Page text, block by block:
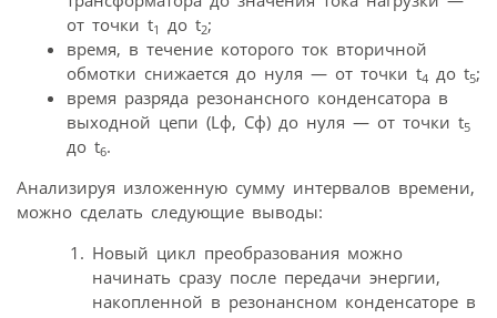
от точки t1 до t2;
время, в течение которого ток вторичной
обмотки снижается до нуля — от точки t4 до t5;
время разряда резонансного конденсатора в
выходной цепи (Lф, Cф) до нуля — от точки t5
до t6.
Анализируя изложенную сумму интервалов времени,
можно сделать следующие выводы:
Новый цикл преобразования можно
начинать сразу после передачи энергии,
накопленной в резонансном конденсаторе в